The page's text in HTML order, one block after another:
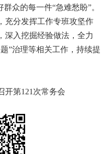
众的每一件“急难愁盼”。
充分发挥工作专班攻坚作
深入挖掘经验做法，全力
”治理等相关工作，持续提
开第121次常务会